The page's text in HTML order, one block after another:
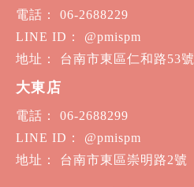
電話： 06-2688229
LINE ID： @pmispm
地址： 台南市東區仁和路53號
大東店
電話： 06-2688299
LINE ID： @pmispm
地址： 台南市東區崇明路2號